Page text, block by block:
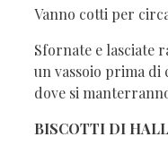
Vanno cotti per
Sfornate e lasciate
un vassoio prima
dove si
BISCOTTI DI